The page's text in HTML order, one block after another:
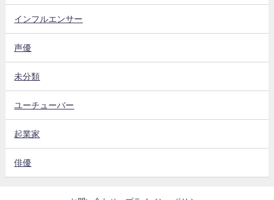
インフルエンサー
声優
未分類
ユーチューバー
起業家
俳優